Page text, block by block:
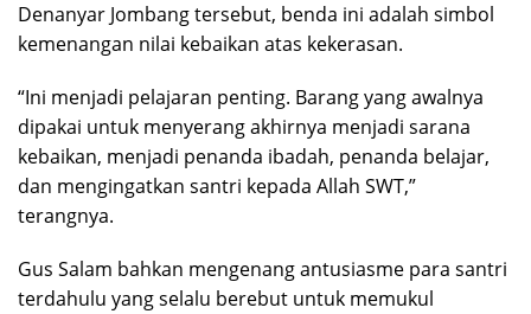
Denanyar Jombang tersebut, benda ini adalah simbol
kemenangan nilai kebaikan atas kekerasan.
“Ini menjadi pelajaran penting. Barang yang awalnya
dipakai untuk menyerang akhirnya menjadi sarana
kebaikan, menjadi penanda ibadah, penanda belajar,
dan mengingatkan santri kepada Allah SWT,”
terangnya.
Gus Salam bahkan mengenang antusiasme para santri
terdahulu yang selalu berebut untuk memukul